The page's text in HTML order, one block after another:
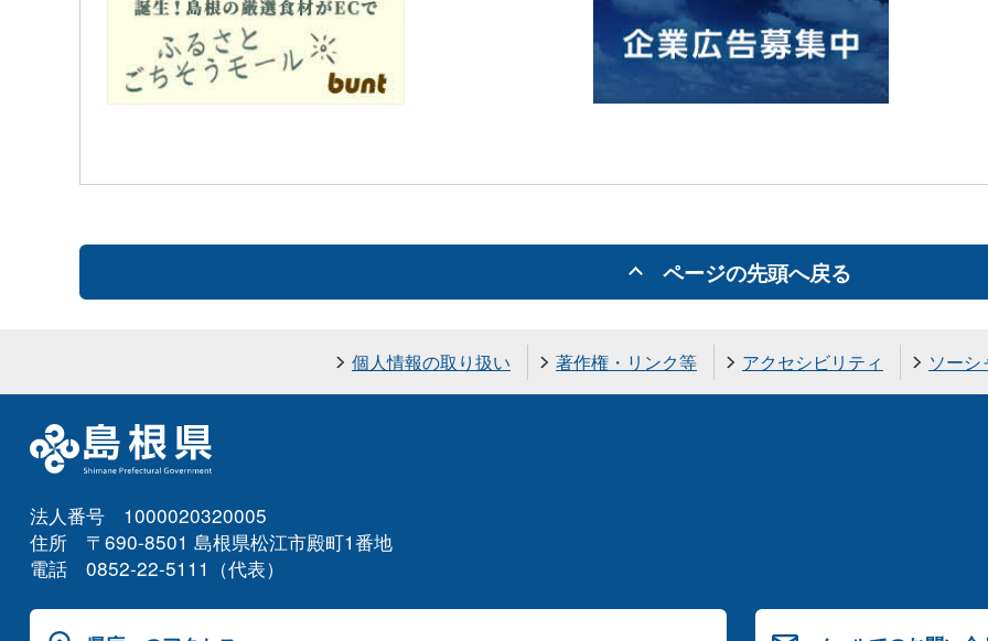
ページの先頭へ戻る
個人情報の取り扱い 著作権・リンク等 アクセシビリティ ソー
法人番号 1000020320005
住所 〒690-8501 島根県松江市殿町1番地
電話 0852-22-5111（代表）